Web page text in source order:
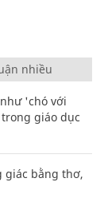
nhiều
'chó với
giáo dục
giác bằng thơ,